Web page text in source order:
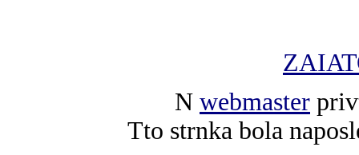
N webmaster
Tto strnka bola